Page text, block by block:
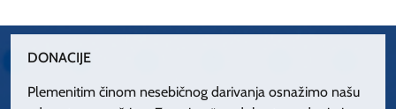
DONACIJE
Plemenitim činom nesebičnog darivanja osnažimo našu